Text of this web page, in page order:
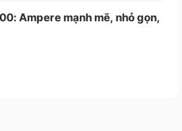
Ampere mạnh mẽ, nhỏ gọn,